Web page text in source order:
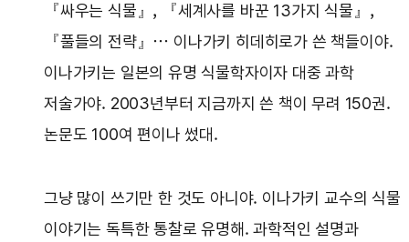
『싸우는 식물』, 『세계사를 바꾼 13가지 식물』,
『풀들의 전략』… 이나가키 히데히로가 쓴 책들이야.
이나가키는 일본의 유명 식물학자이자 대중 과학
저술가야. 2003년부터 지금까지 쓴 책이 무려 150권.
논문도 100여 편이나 썼대.
그냥 많이 쓰기만 한 것도 아니야. 이나가키 교수의 식물
이야기는 독특한 통찰로 유명해. 과학적인 설명과